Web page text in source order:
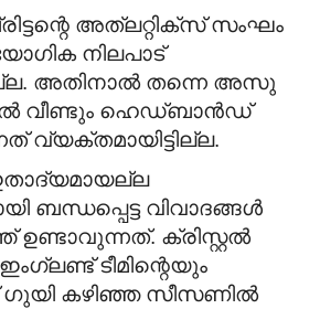
അത്ലറ്റിക്സ് സംഘം
നിലപാട്
അതിനാല്‍ തന്നെ അസു
വീണ്ടും ഹെഡ്ബാന്‍ഡ്
വ്യക്തമായിട്ടില്ല.
ബന്ധപ്പെട്ട വിവാദങ്ങള്‍
ഉണ്ടാവുന്നത്. ക്രിസ്റ്റല്‍
ടീമിന്റെയും
ഗുയി കഴിഞ്ഞ സീസണില്‍